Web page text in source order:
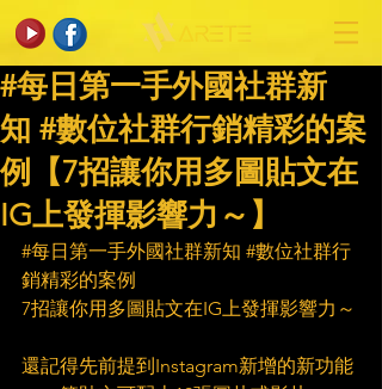
#每日第一手外國社群新
知 #數位社群行銷精彩的案
例【7招讓你用多圖貼文在
IG上發揮影響力～】
#每日第一手外國社群新知 #數位社群行
銷精彩的案例
7招讓你用多圖貼文在IG上發揮影響力～
還記得先前提到Instagram新增的新功能